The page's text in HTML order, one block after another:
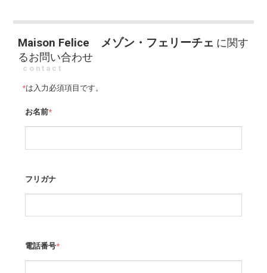
Maison Felice メゾン・フェリーチェ に関す
るお問い合わせ
contact
*は入力必須項目です。
お名前*
フリガナ
電話番号*